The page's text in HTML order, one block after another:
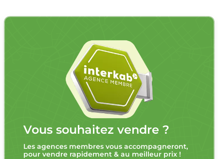
Vous souhaitez vendre ?
Les agences membres vous accompagneront,
pour vendre rapidement & au meilleur prix !